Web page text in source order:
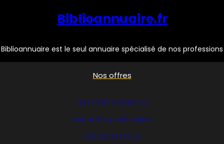
Biblioannuaire.fr
Biblioannuaire est le seul annuaire spécialisé de nos professions
Nos offres
Nos tarifs d’insertion
Nos offres publicitaires
Contactez nous